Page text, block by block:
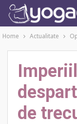
Home Actualitate
de